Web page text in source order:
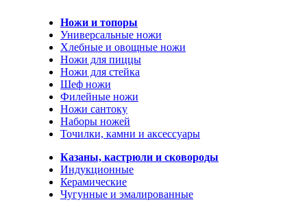
Ножи и топоры
Универсальные ножи
Хлебные и овощные ножи
Ножи для пиццы
Ножи для стейка
Шеф ножи
Филейные ножи
Ножи сантоку
Наборы ножей
Точилки, камни и аксессуары
Казаны, кастрюли и сковороды
Индукционные
Керамические
Чугунные и эмалированные